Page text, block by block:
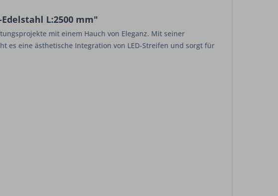
L:2500 mm"
mit einem Hauch von Eleganz. Mit seiner
es eine ästhetische Integration von LED-Streifen und sorgt für